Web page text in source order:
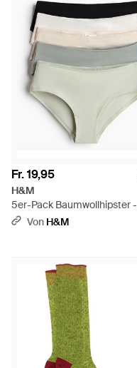
Fr. 19,95
H&M
5er-Pack Baumwollhipster -
WeißVon H&M